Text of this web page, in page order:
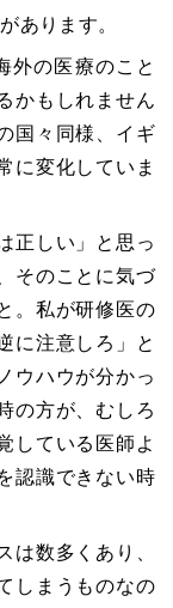
あります。
外の医療のこと
かもしれません
国々同様、イギ
に変化していま
正しい」と思っ
そのことに気づ
。私が研修医の
に注意しろ」と
ウハウが分かっ
の方が、むしろ
している医師よ
認識できない時
は数多くあり、
しまうものなの